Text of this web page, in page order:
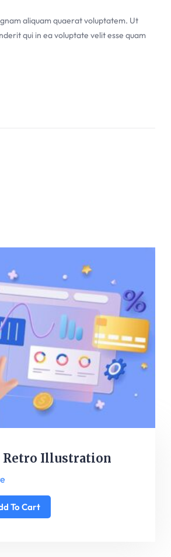
aliquam quaerat voluptatem. Ut
qui in ea voluptate velit esse quam
Retro Illustration
To Cart